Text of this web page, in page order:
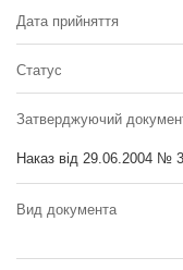
Дата прийняття
Статус
Затверджуючий
Наказ від 29.06.2004 №
Вид документа